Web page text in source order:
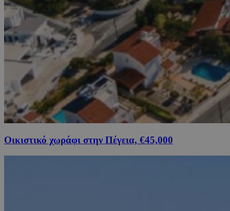
Οικιστικό χωράφι στην Πέγεια, €45,000